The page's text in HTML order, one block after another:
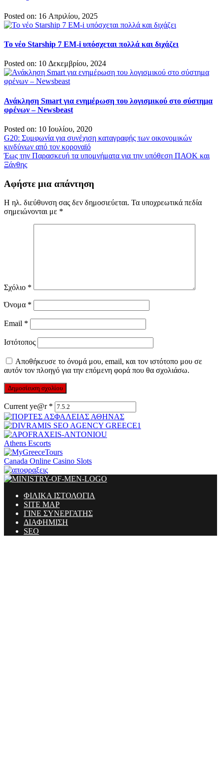
Posted on: 16 Απριλίου, 2025
Το νέο Starship 7 EM-i υπόσχεται πολλά και διχάζει
Posted on: 10 Δεκεμβρίου, 2024
Ανάκληση Smart για ενημέρωση του λογισμικού στο σύστημα
φρένων – Newsbeast
Posted on: 10 Ιουλίου, 2020
Πλοήγηση
άρθρων
G20: Συμφωνία για συνέχιση καταγραφής των οικονομικών
κινδύνων από τον κοροναϊό
Έως την Παρασκευή τα υπομνήματα για την υπόθεση ΠΑΟΚ και
Ξάνθης
Αφήστε μια απάντηση
Η ηλ. διεύθυνση σας δεν δημοσιεύεται. Τα υποχρεωτικά πεδία
σημειώνονται με *
Σχόλιο *
Όνομα *
Email *
Ιστότοπος
Αποθήκευσε το όνομά μου, email, και τον ιστότοπο μου σε
αυτόν τον πλοηγό για την επόμενη φορά που θα σχολιάσω.
Current ye@r *
Athens Escorts
Canada Online Casino Slots
ΦΙΛΙΚΑ ΙΣΤΟΛΟΓΙΑ
SITE MAP
ΓΙΝΕ ΣΥΝΕΡΓΑΤΗΣ
ΔΙΑΦΗΜΙΣΗ
SEO